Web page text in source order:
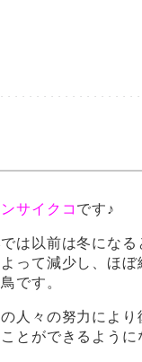
サイクコ です♪
は以前は冬になる
って減少し、ほぼ
です。
人々の努力によ
とができるように